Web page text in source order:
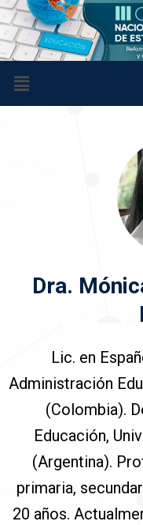
Menú
Dra.
Lic. en
Administración
(Colombia).
Educación,
(Argentina).
primaria,
20 años.